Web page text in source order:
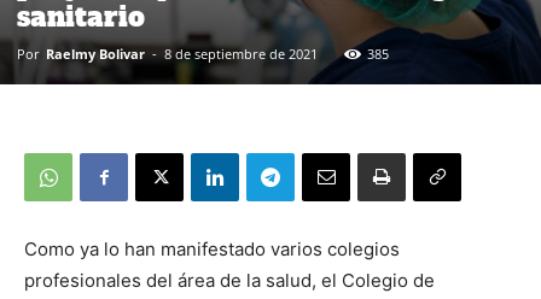
sanitario
Por Raelmy Bolivar - 8 de septiembre de 2021 385
Como ya lo han manifestado varios colegios
profesionales del área de la salud, el Colegio de